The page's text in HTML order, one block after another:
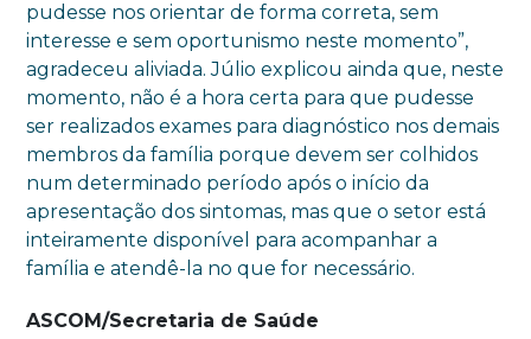
pudesse nos orientar de forma correta, sem
interesse e sem oportunismo neste momento”,
agradeceu aliviada. Júlio explicou ainda que, neste
momento, não é a hora certa para que pudesse
ser realizados exames para diagnóstico nos demais
membros da família porque devem ser colhidos
num determinado período após o início da
apresentação dos sintomas, mas que o setor está
inteiramente disponível para acompanhar a
família e atendê-la no que for necessário.
ASCOM/Secretaria de Saúde